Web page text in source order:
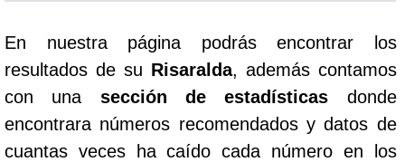
En nuestra página podrás encontrar los
resultados de su Risaralda, además contamos
con una sección de estadísticas donde
encontrara números recomendados y datos de
cuantas veces ha caído cada número en los